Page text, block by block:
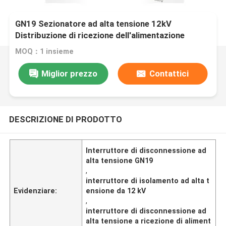
GN19 Sezionatore ad alta tensione 12kV
Distribuzione di ricezione dell'alimentazione
MOQ：1 insieme
Miglior prezzo Contattici
DESCRIZIONE DI PRODOTTO
Evidenziare:
Interruttore di disconnessione ad
alta tensione GN19
,
interruttore di isolamento ad alta t
ensione da 12 kV
,
interruttore di disconnessione ad
alta tensione a ricezione di aliment